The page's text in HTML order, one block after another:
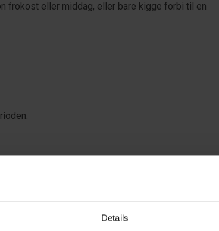
Details
frokost eller middag, eller bare kigge forbi til en